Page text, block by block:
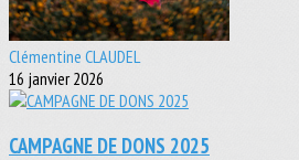
Clémentine CLAUDEL
16 janvier 2026
CAMPAGNE DE DONS 2025